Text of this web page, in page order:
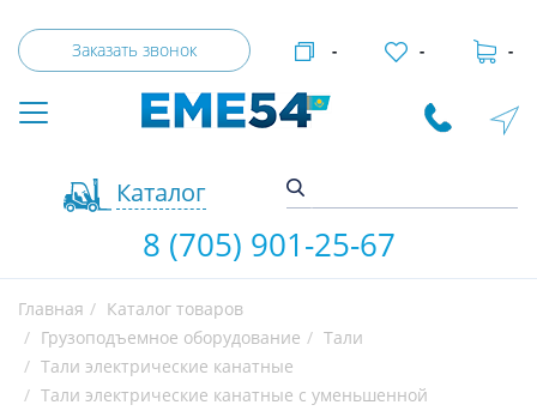
Заказать звонок
Каталог
- - -
8 (705) 901-25-67
Главная
Каталог товаров
Грузоподъемное оборудование
Тали
Тали электрические канатные
Тали электрические канатные с уменьшенной